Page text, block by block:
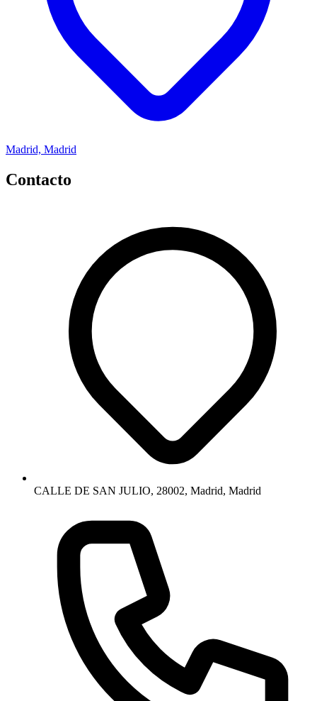
Madrid, Madrid
Contacto
CALLE DE SAN JULIO, 28002, Madrid, Madrid